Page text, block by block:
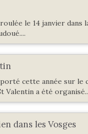
le 14 janvier dans
cette année sur le
Valentin a été
dans les Vosges